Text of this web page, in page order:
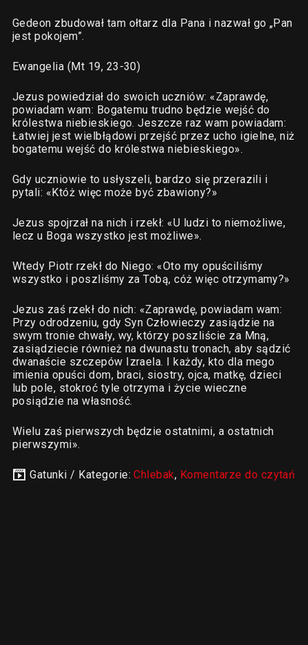
Gedeon zbudował tam ołtarz dla Pana i nazwał go „Pan
jest pokojem”.
Ewangelia (Mt 19, 23-30)
Jezus powiedział do swoich uczniów: «Zaprawdę,
powiadam wam: Bogatemu trudno będzie wejść do
królestwa niebieskiego. Jeszcze raz wam powiadam:
Łatwiej jest wielbłądowi przejść przez ucho igielne, niż
bogatemu wejść do królestwa niebieskiego».
Gdy uczniowie to usłyszeli, bardzo się przerazili i
pytali: «Któż więc może być zbawiony?»
Jezus spojrzał na nich i rzekł: «U ludzi to niemożliwe,
lecz u Boga wszystko jest możliwe».
Wtedy Piotr rzekł do Niego: «Oto my opuściliśmy
wszystko i poszliśmy za Tobą, cóż więc otrzymamy?»
Jezus zaś rzekł do nich: «Zaprawdę, powiadam wam:
Przy odrodzeniu, gdy Syn Człowieczy zasiądzie na
swym tronie chwały, wy, którzy poszliście za Mną,
zasiądziecie również na dwunastu tronach, aby sądzić
dwanaście szczepów Izraela. I każdy, kto dla mego
imienia opuści dom, braci, siostry, ojca, matkę, dzieci
lub pole, stokroć tyle otrzyma i życie wieczne
posiądzie na własność.
Wielu zaś pierwszych będzie ostatnimi, a ostatnich
pierwszymi».
Gatunki / Kategorie:Chlebak, Komentarze do czytań